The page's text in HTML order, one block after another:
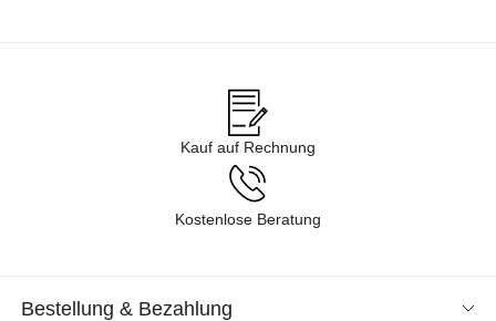
Kauf auf Rechnung
Kostenlose Beratung
Bestellung & Bezahlung